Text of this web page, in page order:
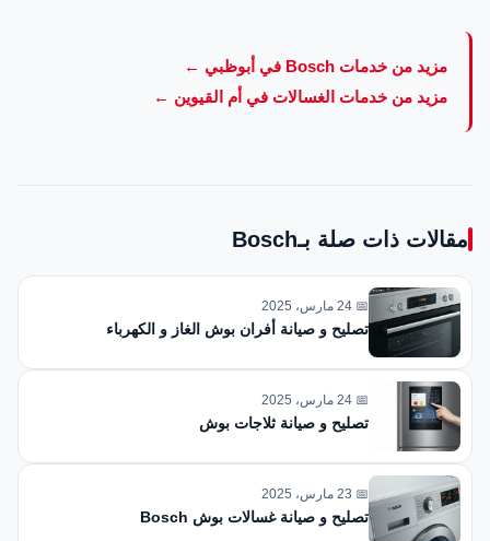
مزيد من خدمات Bosch في أبوظبي ←
مزيد من خدمات الغسالات في أم القيوين ←
مقالات ذات صلة بـBosch
📅 24 مارس، 2025
تصليح و صيانة أفران بوش الغاز و الكهرباء
📅 24 مارس، 2025
تصليح و صيانة ثلاجات بوش
📅 23 مارس، 2025
تصليح و صيانة غسالات بوش Bosch